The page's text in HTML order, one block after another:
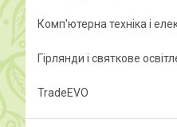
Комп'ютерна техніка і
Гірлянди і святкове
TradeEVO